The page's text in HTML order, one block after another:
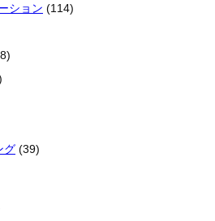
ション (114)
グ (39)